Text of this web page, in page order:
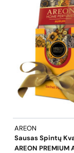
AREON
Sausas Spintų
AREON PREMIUM